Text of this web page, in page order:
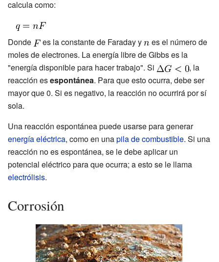
calcula como:
Donde es la constante de Faraday y
es el número de
moles de electrones. La energía libre de Gibbs es la
"energía disponible para hacer trabajo". Si
, la
reacción esespontánea. Para que esto ocurra, debe ser
mayor que 0. Si es negativo, la reacción no ocurrirá por sí
sola.
Una reacción espontánea puede usarse para generar
energía eléctrica, como en unapila de combustible. Si una
reacción no es espontánea, se le debe aplicar un
potencial eléctrico para que ocurra; a esto se le llama
electrólisis.
Corrosión